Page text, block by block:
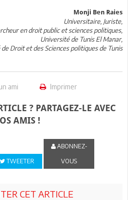
Monji Ben Raies
Universitaire, Juriste,
en droit public et sciences politiques,
Université de Tunis El Manar,
de Droit et des Sciences politiques de Tunis
ami Imprimer
? PARTAGEZ-LE AVEC
AMIS !
TWEETER
ABONNEZ-
VOUS
CET ARTICLE